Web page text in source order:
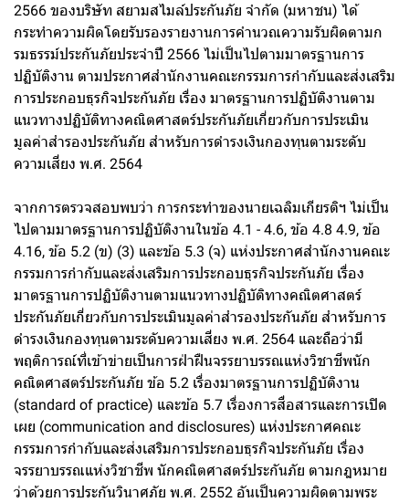
2566 ของบริษัท สยามสไมล์ประกันภัย จำกัด (มหาชน) ได้
กระทำความผิดโดยรับรองรายงานการคำนวณความรับผิดตามก
รมธรรม์ประกันภัยประจำปี 2566 ไม่เป็นไปตามมาตรฐานการ
ปฏิบัติงาน ตามประกาศสำนักงานคณะกรรมการกำกับและส่งเสริม
การประกอบธุรกิจประกันภัย เรื่อง มาตรฐานการปฏิบัติงานตาม
แนวทางปฏิบัติทางคณิตศาสตร์ประกันภัยเกี่ยวกับการประเมิน
มูลค่าสำรองประกันภัย สำหรับการดำรงเงินกองทุนตามระดับ
ความเสี่ยง พ.ศ. 2564
จากการตรวจสอบพบว่า การกระทำของนายเฉลิมเกียรติฯ ไม่เป็น
ไปตามมาตรฐานการปฏิบัติงานในข้อ 4.1 - 4.6, ข้อ 4.8 4.9, ข้อ
4.16, ข้อ 5.2 (ข) (3) และข้อ 5.3 (จ) แห่งประกาศสำนักงานคณะ
กรรมการกำกับและส่งเสริมการประกอบธุรกิจประกันภัย เรื่อง
มาตรฐานการปฏิบัติงานตามแนวทางปฏิบัติทางคณิตศาสตร์
ประกันภัยเกี่ยวกับการประเมินมูลค่าสำรองประกันภัย สำหรับการ
ดำรงเงินกองทุนตามระดับความเสี่ยง พ.ศ. 2564 และถือว่ามี
พฤติการณ์ที่เข้าข่ายเป็นการฝ่าฝืนจรรยาบรรณแห่งวิชาชีพนัก
คณิตศาสตร์ประกันภัย ข้อ 5.2 เรื่องมาตรฐานการปฏิบัติงาน
(standard of practice) และข้อ 5.7 เรื่องการสื่อสารและการเปิด
เผย (communication and disclosures) แห่งประกาศคณะ
กรรมการกำกับและส่งเสริมการประกอบธุรกิจประกันภัย เรื่อง
จรรยาบรรณแห่งวิชาชีพ นักคณิตศาสตร์ประกันภัย ตามกฎหมาย
ว่าด้วยการประกันวินาศภัย พ.ศ. 2552 อันเป็นความผิดตามพระ